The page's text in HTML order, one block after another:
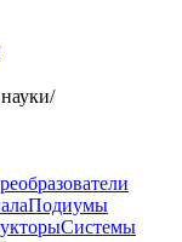
/
Подиумы
Системы